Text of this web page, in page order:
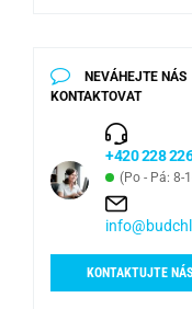
NEVÁHEJTE NÁS
KONTAKTOVAT
+420 228
(Po - Pá: 8-
KONTAKTUJTE NÁS